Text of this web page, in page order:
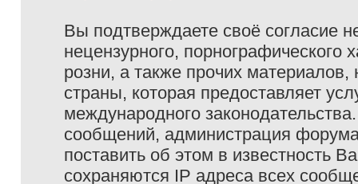
Вы подтверждаете своё согласие
нецензурного, порнографического
розни, а также прочих
страны, которая предоставляет
международного
сообщений, администрация
поставить об этом в известность
сохраняются IP адреса всех